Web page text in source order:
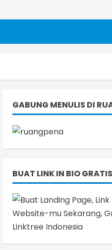
GABUNG MENULIS DI
BUAT LINK IN BIO